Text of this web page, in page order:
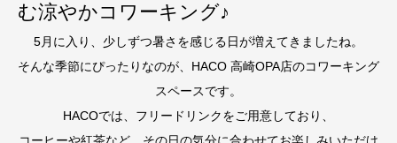
む涼やかコワーキング♪
5月に入り、少しずつ暑さを感じる日が増えてきましたね。
そんな季節にぴったりなのが、HACO 高崎OPA店のコワーキング
スペースです。
HACOでは、フリードリンクをご用意しており、